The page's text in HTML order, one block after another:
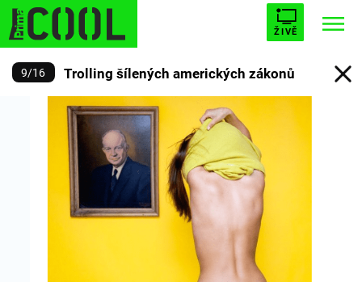
ŽIVĚ
Trendy: STARHOUSE BUFFY, PŘEMOŽITELKA UPÍRŮ
PLNEJ KOTEL AVENGERS 5
Témata
9/16 Trolling šílených amerických zákonů